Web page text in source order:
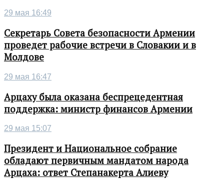
29 мая 16:49
Секретарь Совета безопасности Армении
проведет рабочие встречи в Словакии и в
Молдове
29 мая 16:47
Арцаху была оказана беспрецедентная
поддержка: министр финансов Армении
29 мая 15:07
Президент и Национальное собрание
обладают первичным мандатом народа
Арцаха: ответ Степанакерта Алиеву